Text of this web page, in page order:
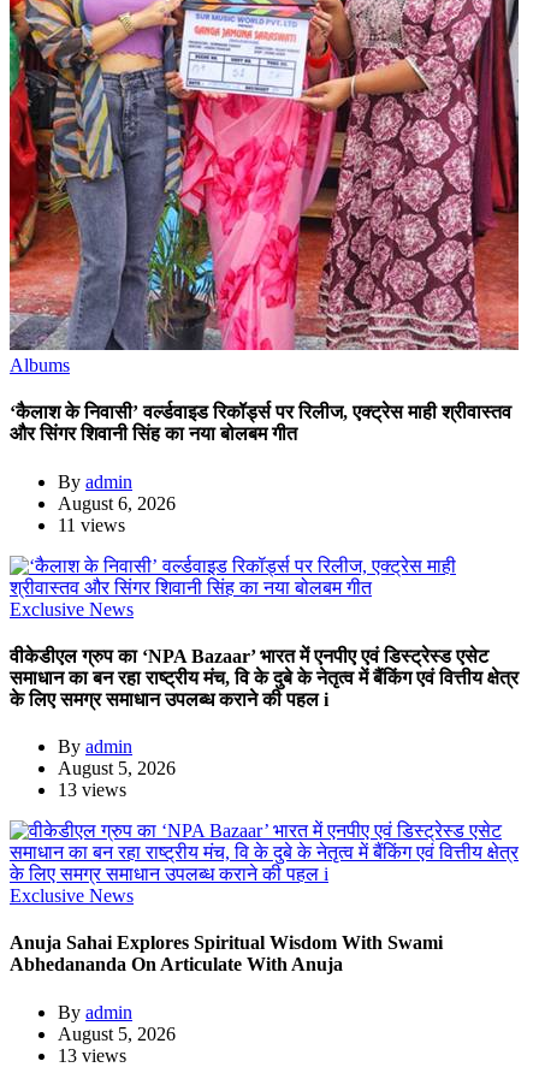
Albums
‘कैलाश के निवासी’ वर्ल्डवाइड रिकॉर्ड्स पर रिलीज, एक्ट्रेस माही श्रीवास्तव
और सिंगर शिवानी सिंह का नया बोलबम गीत
By admin
August 6, 2026
11 views
Exclusive News
वीकेडीएल ग्रुप का ‘NPA Bazaar’ भारत में एनपीए एवं डिस्ट्रेस्ड एसेट
समाधान का बन रहा राष्ट्रीय मंच, वि के दुबे के नेतृत्व में बैंकिंग एवं वित्तीय क्षेत्र
के लिए समग्र समाधान उपलब्ध कराने की पहल i
By admin
August 5, 2026
13 views
Exclusive News
Anuja Sahai Explores Spiritual Wisdom With Swami
Abhedananda On Articulate With Anuja
By admin
August 5, 2026
13 views